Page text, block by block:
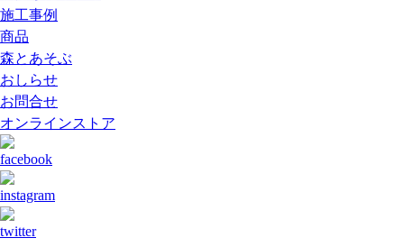
施工事例
商品
森とあそぶ
おしらせ
お問合せ
オンラインストア